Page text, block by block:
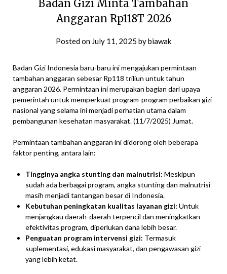
Badan Gizi Minta Tambahan
Anggaran Rp118T 2026
Posted on July 11, 2025 bybiawak
Badan Gizi Indonesia baru-baru ini mengajukan permintaan
tambahan anggaran sebesar Rp118 triliun untuk tahun
anggaran 2026. Permintaan ini merupakan bagian dari upaya
pemerintah untuk memperkuat program-program perbaikan gizi
nasional yang selama ini menjadi perhatian utama dalam
pembangunan kesehatan masyarakat. (11/7/2025) Jumat.
Permintaan tambahan anggaran ini didorong oleh beberapa
faktor penting, antara lain:
Tingginya angka stunting dan malnutrisi: Meskipun
sudah ada berbagai program, angka stunting dan malnutrisi
masih menjadi tantangan besar di Indonesia.
Kebutuhan peningkatan kualitas layanan gizi: Untuk
menjangkau daerah-daerah terpencil dan meningkatkan
efektivitas program, diperlukan dana lebih besar.
Penguatan program intervensi gizi: Termasuk
suplementasi, edukasi masyarakat, dan pengawasan gizi
yang lebih ketat.